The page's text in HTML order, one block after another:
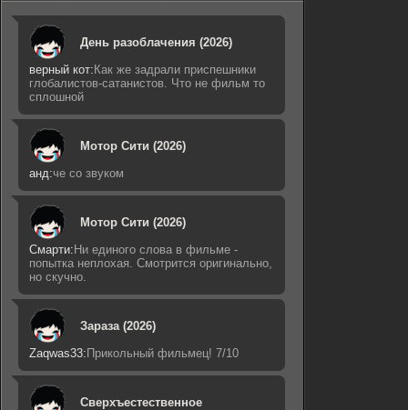
День разоблачения (2026)
верный кот: Как же задрали приспешники
глобалистов-сатанистов. Что не фильм то
сплошной
Мотор Сити (2026)
анд:че со звуком
Мотор Сити (2026)
Смарти: Ни единого слова в фильме -
попытка неплохая. Смотрится оригинально,
но скучно.
Зараза (2026)
Zaqwas33: Прикольный фильмец! 7/10
Сверхъестественное